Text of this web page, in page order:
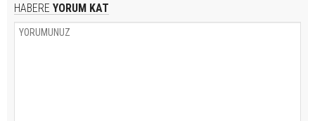
HABERE YORUM KAT